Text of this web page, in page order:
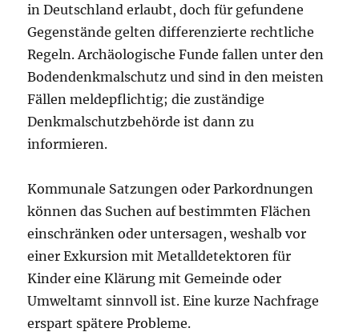
in Deutschland erlaubt, doch für gefundene
Gegenstände gelten differenzierte rechtliche
Regeln. Archäologische Funde fallen unter den
Bodendenkmalschutz und sind in den meisten
Fällen meldepflichtig; die zuständige
Denkmalschutzbehörde ist dann zu
informieren.
Kommunale Satzungen oder Parkordnungen
können das Suchen auf bestimmten Flächen
einschränken oder untersagen, weshalb vor
einer Exkursion mit Metalldetektoren für
Kinder eine Klärung mit Gemeinde oder
Umweltamt sinnvoll ist. Eine kurze Nachfrage
erspart spätere Probleme.